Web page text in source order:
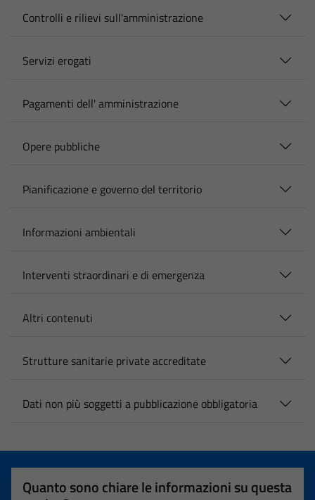
Controlli e rilievi sull'amministrazione
Servizi erogati
Pagamenti dell' amministrazione
Opere pubbliche
Pianificazione e governo del territorio
Informazioni ambientali
Interventi straordinari e di emergenza
Altri contenuti
Strutture sanitarie private accreditate
Dati non più soggetti a pubblicazione obbligatoria
Quanto sono chiare le informazioni su questa